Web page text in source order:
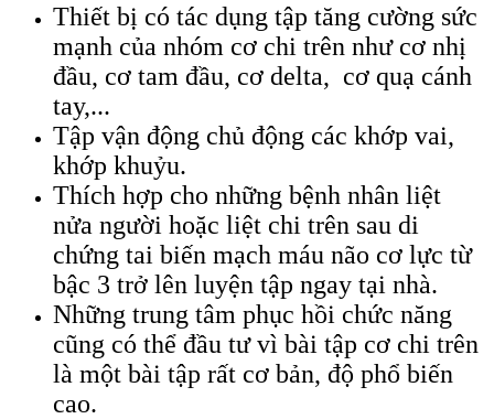
Thiết bị có tác dụng tập tăng cường sức
mạnh của nhóm cơ chi trên như cơ nhị
đầu, cơ tam đầu, cơ delta, cơ quạ cánh
tay,...
Tập vận động chủ động các khớp vai,
khớp khuỷu.
Thích hợp cho những bệnh nhân liệt
nửa người hoặc liệt chi trên sau di
chứng tai biến mạch máu não cơ lực từ
bậc 3 trở lên luyện tập ngay tại nhà.
Những trung tâm phục hồi chức năng
cũng có thể đầu tư vì bài tập cơ chi trên
là một bài tập rất cơ bản, độ phổ biến
cao.